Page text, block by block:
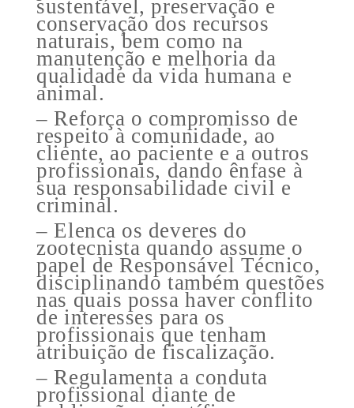
sustentável, preservação e
conservação dos recursos
naturais, bem como na
manutenção e melhoria da
qualidade da vida humana e
animal.
– Reforça o compromisso de
respeito à comunidade, ao
cliente, ao paciente e a outros
profissionais, dando ênfase à
sua responsabilidade civil e
criminal.
– Elenca os deveres do
zootecnista quando assume o
papel de Responsável Técnico,
disciplinando também questões
nas quais possa haver conflito
de interesses para os
profissionais que tenham
atribuição de fiscalização.
– Regulamenta a conduta
profissional diante de